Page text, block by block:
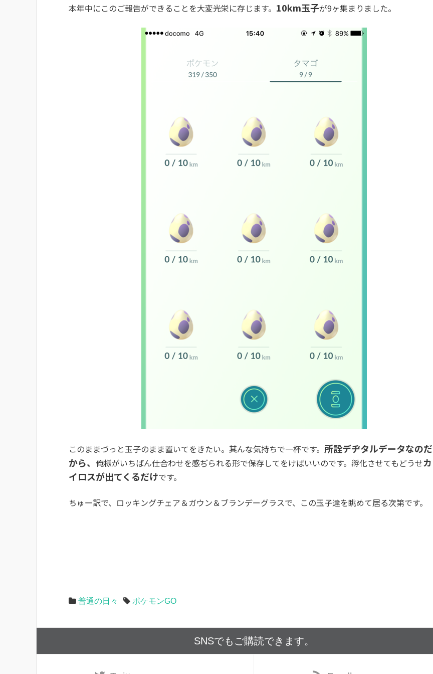
本年中にこのご報告ができることを大変光栄に存じます。 10km玉子が9ヶ集まりました。
このままづっと玉子のまま置いてをきたい。其んな気持ちで一杯です。 所詮デヂタルデータなのだ
から、 俺様がいちばん仕合わせを感ぢられる形で保存してをけばいいのです。孵化させてもどうせカ
イロスが出てくるだけです。
ちゅー訳で、ロッキングチェア＆ガウン＆ブランデーグラスで、この玉子達を眺めて居る次第です。
普通の日々 ポケモンGO
SNSでもご購読できます。